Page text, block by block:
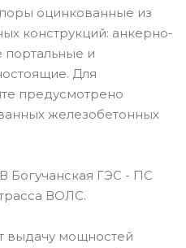
оцинкованные из
конструкций: анкерно-
и
Для
предусмотрено
железобетонных
Богучанская ГЭС - ПС
ВОЛС.
выдачу мощностей